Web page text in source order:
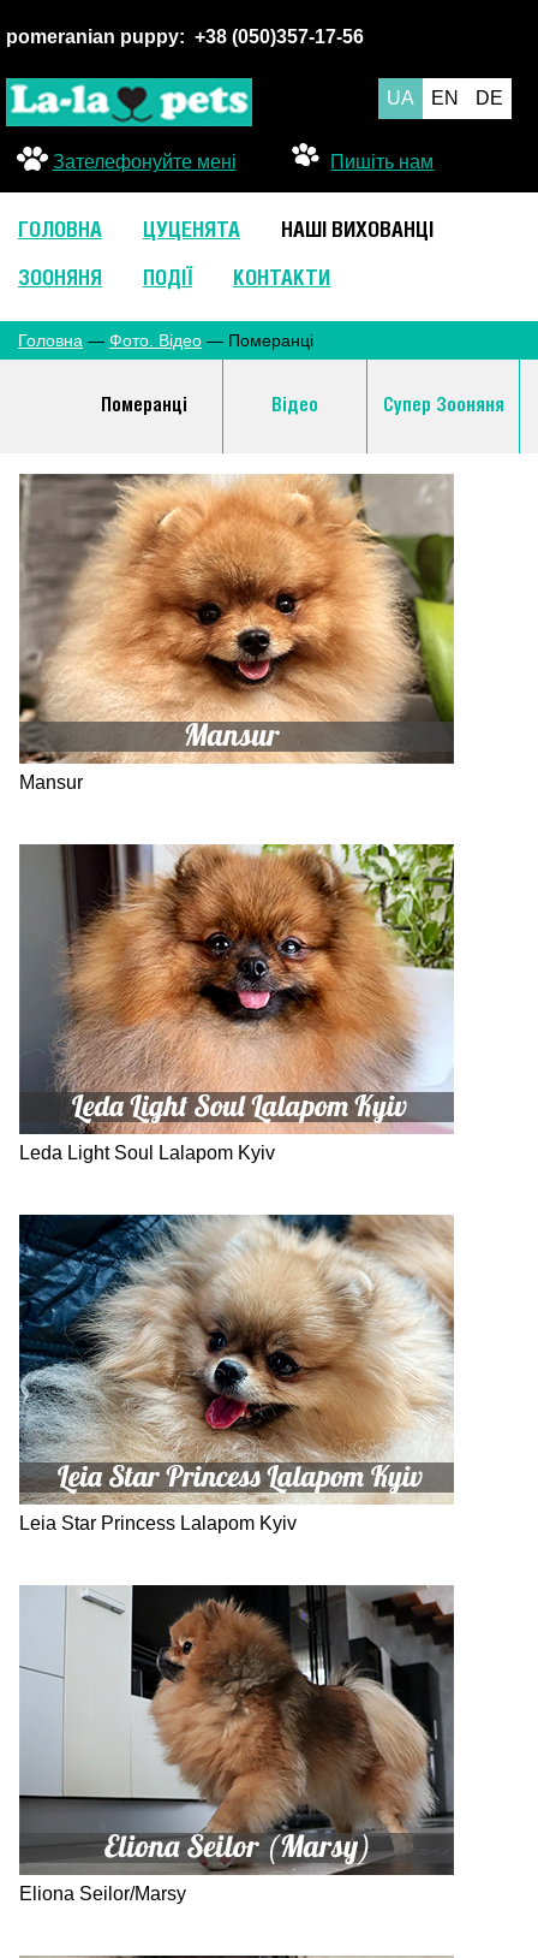
pomeranian puppy: +38 (050)357-17-56
UA EN DE
Зателефонуйте мені Пишіть нам
ГОЛОВНА ЦУЦЕНЯТА НАШІ ВИХОВАНЦІ
ЗООНЯНЯ ПОДІЇ КОНТАКТИ
Головна — Фото. Відео — Померанці
Померанці Відео Супер Зооняня
Mansur
Leda Light Soul Lalapom Kyiv
Leia Star Princess Lalapom Kyiv
Eliona Seilor/Marsy